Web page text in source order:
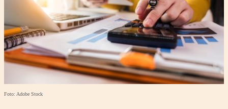
Foto: Adobe Stock